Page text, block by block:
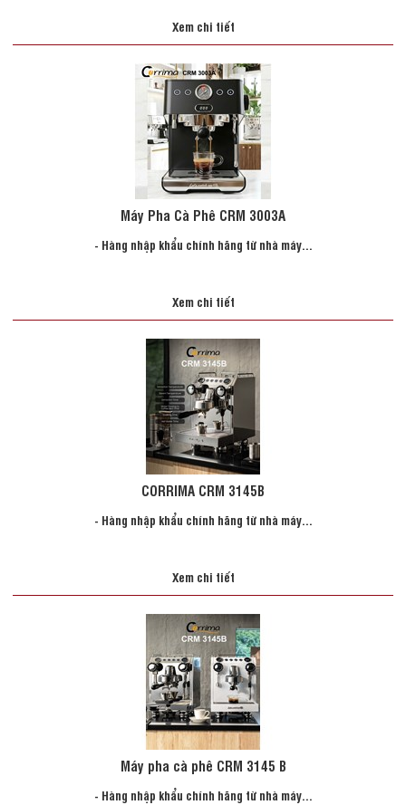
Xem chi tiết
Máy Pha Cà Phê CRM 3003A
- Hàng nhập khẩu chính hãng từ nhà máy...
Xem chi tiết
CORRIMA CRM 3145B
- Hàng nhập khẩu chính hãng từ nhà máy...
Xem chi tiết
Máy pha cà phê CRM 3145 B
- Hàng nhập khẩu chính hãng từ nhà máy...